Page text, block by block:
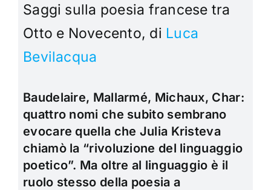
Saggi sulla poesia francese tra
Otto e Novecento, di Luca
Bevilacqua
Baudelaire, Mallarmé, Michaux, Char:
quattro nomi che subito sembrano
evocare quella che Julia Kristeva
chiamò la “rivoluzione del linguaggio
poetico”. Ma oltre al linguaggio è il
ruolo stesso della poesia a